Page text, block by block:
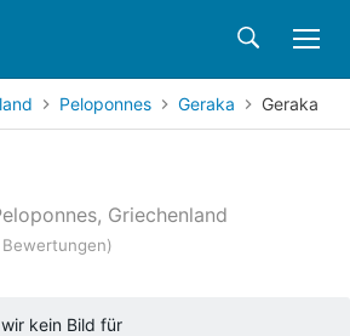
Peloponnes Geraka Geraka
Griechenland
auf
Bewertungen)
kein Bild für